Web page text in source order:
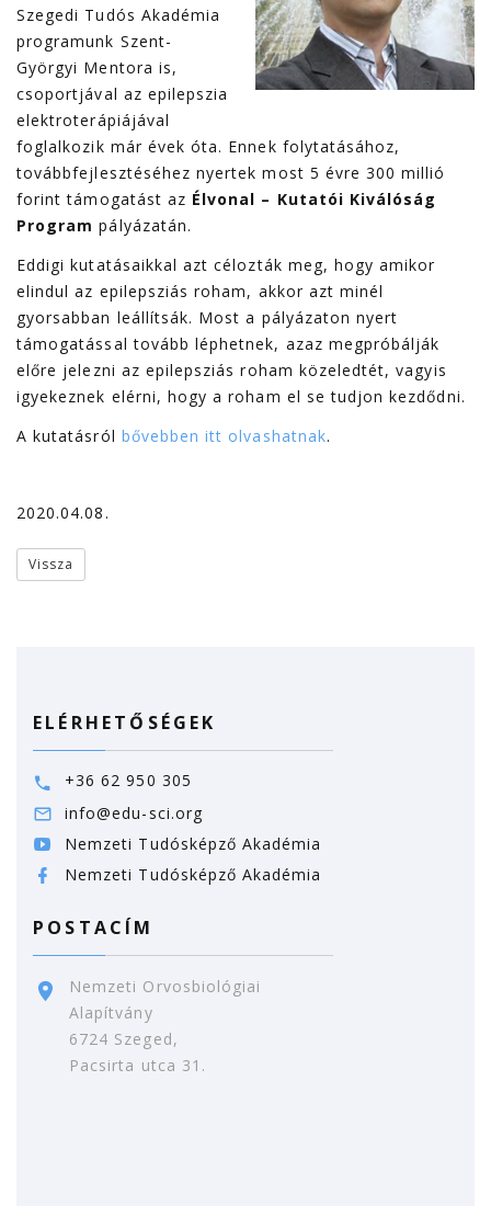
Szegedi Tudós Akadémia
programunk Szent-
Györgyi Mentora is,
csoportjával az epilepszia
elektroterápiájával
foglalkozik már évek óta. Ennek folytatásához,
továbbfejlesztéséhez nyertek most 5 évre 300 millió
forint támogatást az Élvonal – Kutatói Kiválóság
Program pályázatán.
Eddigi kutatásaikkal azt célozták meg, hogy amikor
elindul az epilepsziás roham, akkor azt minél
gyorsabban leállítsák. Most a pályázaton nyert
támogatással tovább léphetnek, azaz megpróbálják
előre jelezni az epilepsziás roham közeledtét, vagyis
igyekeznek elérni, hogy a roham el se tudjon kezdődni.
A kutatásról bővebben itt olvashatnak.
2020.04.08.
Vissza
ELÉRHETŐSÉGEK
+36 62 950 305
info@edu-sci.org
Nemzeti Tudósképző Akadémia
Nemzeti Tudósképző Akadémia
POSTACÍM
Nemzeti Orvosbiológiai
Alapítvány
6724 Szeged,
Pacsirta utca 31.